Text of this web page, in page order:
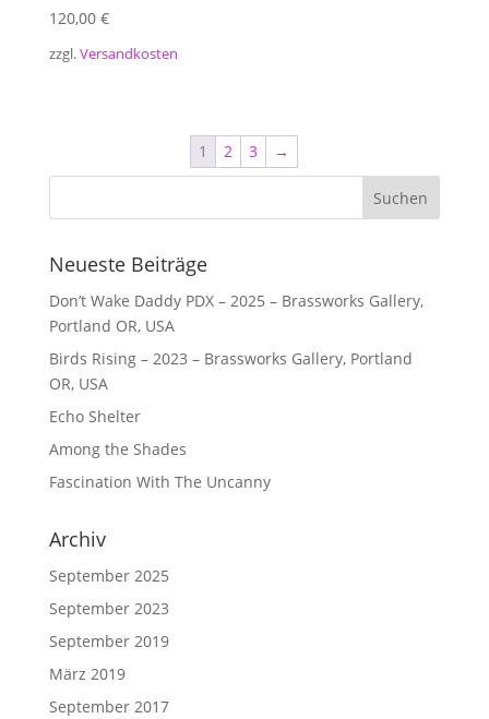
120,00 €
zzgl.Versandkosten
1 2 3 →
Neueste Beiträge
Don’t Wake Daddy PDX – 2025 – Brassworks Gallery,
Portland OR, USA
Birds Rising – 2023 – Brassworks Gallery, Portland
OR, USA
Echo Shelter
Among the Shades
Fascination With The Uncanny
Archiv
September 2025
September 2023
September 2019
März 2019
September 2017